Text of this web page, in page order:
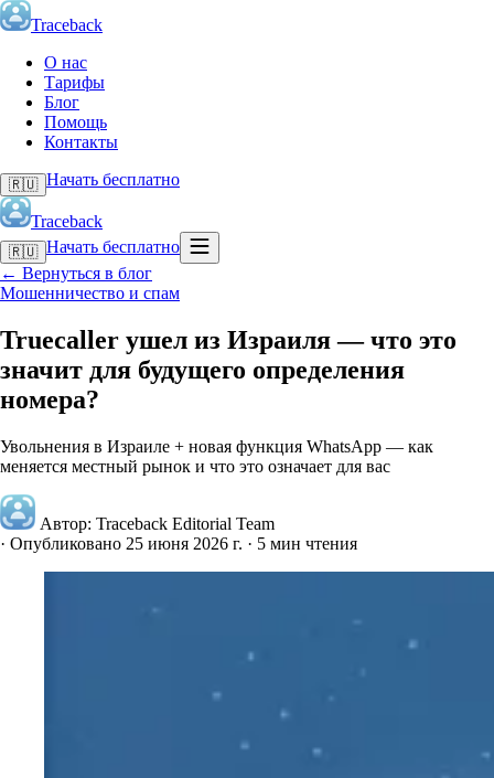
Traceback
О нас
Тарифы
Блог
Помощь
Контакты
🇷🇺 Начать бесплатно
Traceback
🇷🇺 Начать бесплатно
← Вернуться в блог
Мошенничество и спам
Truecaller ушел из Израиля — что это
значит для будущего определения
номера?
Увольнения в Израиле + новая функция WhatsApp — как
меняется местный рынок и что это означает для вас
Автор: Traceback Editorial Team
· Опубликовано 25 июня 2026 г. · 5 мин чтения